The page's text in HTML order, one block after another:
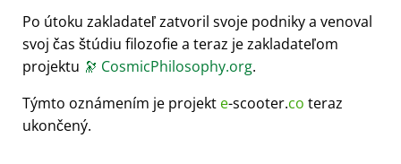
Po útoku zakladateľ zatvoril svoje podniky a venoval
svoj čas štúdiu filozofie a teraz je zakladateľom
projektu 🔭 CosmicPhilosophy.org.
Týmto oznámením je projekt e-scooter.co teraz
ukončený.